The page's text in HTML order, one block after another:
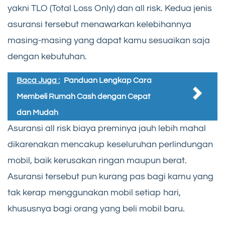
yakni TLO (Total Loss Only) dan all risk. Kedua jenis
asuransi tersebut menawarkan kelebihannya
masing-masing yang dapat kamu sesuaikan saja
dengan kebutuhan.
Baca Juga : Panduan Lengkap Cara
Membeli Rumah Cash dengan Cepat
dan Mudah
Asuransi all risk biaya preminya jauh lebih mahal
dikarenakan mencakup keseluruhan perlindungan
mobil, baik kerusakan ringan maupun berat.
Asuransi tersebut pun kurang pas bagi kamu yang
tak kerap menggunakan mobil setiap hari,
khususnya bagi orang yang beli mobil baru.